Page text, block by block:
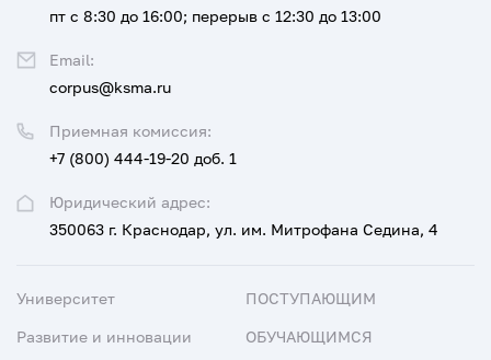
Юридический адрес:
350063 г. Краснодар, ул. им. Митрофана Седина, 4
Приемная комиссия:
+7 (800) 444-19-20 доб. 1
пт с 8:30 до 16:00; перерыв с 12:30 до 13:00
Email:
corpus@ksma.ru
Университет
Развитие и инновации
ПОСТУПАЮЩИМ
ОБУЧАЮЩИМСЯ